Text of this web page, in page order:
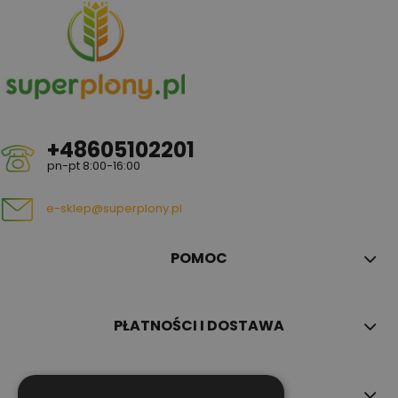
+48605102201
pn-pt 8:00-16:00
e-sklep@superplony.pl
POMOC
PŁATNOŚCI I DOSTAWA